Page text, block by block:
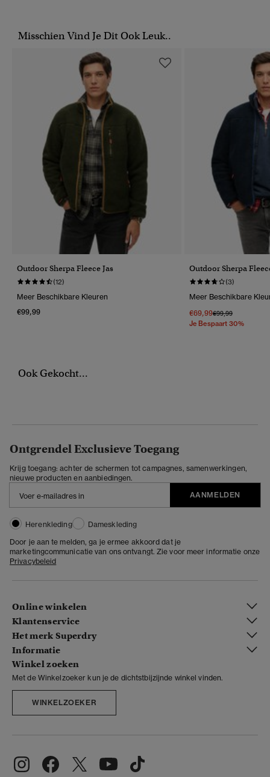
Misschien Vind Je Dit Ook Leuk..
Outdoor Sherpa Fleece Jas
(12)
Meer Beschikbare Kleuren
€99,99
Outdoor Sherpa
(3)
Meer Beschikbare
€69,99Prijs Verlaagd Van
€99,99Naar
Je Bespaart 30%
Ook Gekocht...
Ontgrendel Exclusieve Toegang
Krijg toegang: achter de schermen tot campagnes, samenwerkingen,
nieuwe producten en aanbiedingen.
AANMELDEN
Herenkleding
Dameskleding
Door je aan te melden, ga je ermee akkoord dat je
marketingcommunicatie van ons ontvangt. Zie voor meer informatie onze
Privacybeleid
Online winkelen
Klantenservice
Het merk Superdry
Informatie
Winkel zoeken
Met de Winkelzoeker kun je de dichtstbijzijnde winkel vinden.
WINKELZOEKER